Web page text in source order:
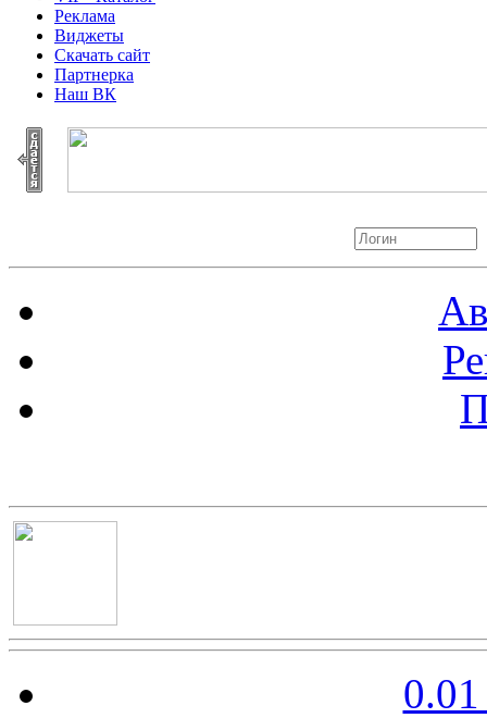
Реклама
Виджеты
Скачать сайт
Партнерка
Наш ВК